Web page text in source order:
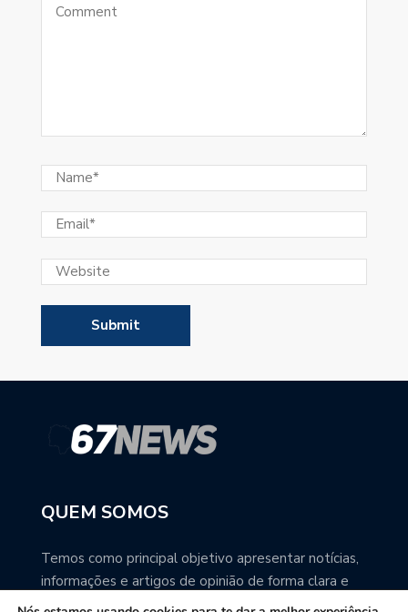
QUEM SOMOS
Temos como principal objetivo apresentar notícias,
informações e artigos de opinião de forma clara e
precisa. Você pode ter a total certeza que o